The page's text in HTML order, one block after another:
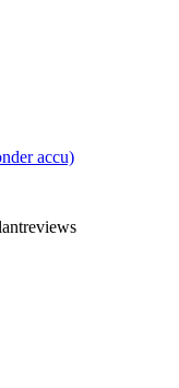
accu)